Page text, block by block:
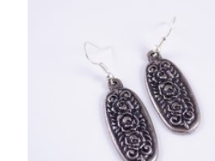
Opcije
mogu
biti
izabrane
na
stranici
proizvoda.